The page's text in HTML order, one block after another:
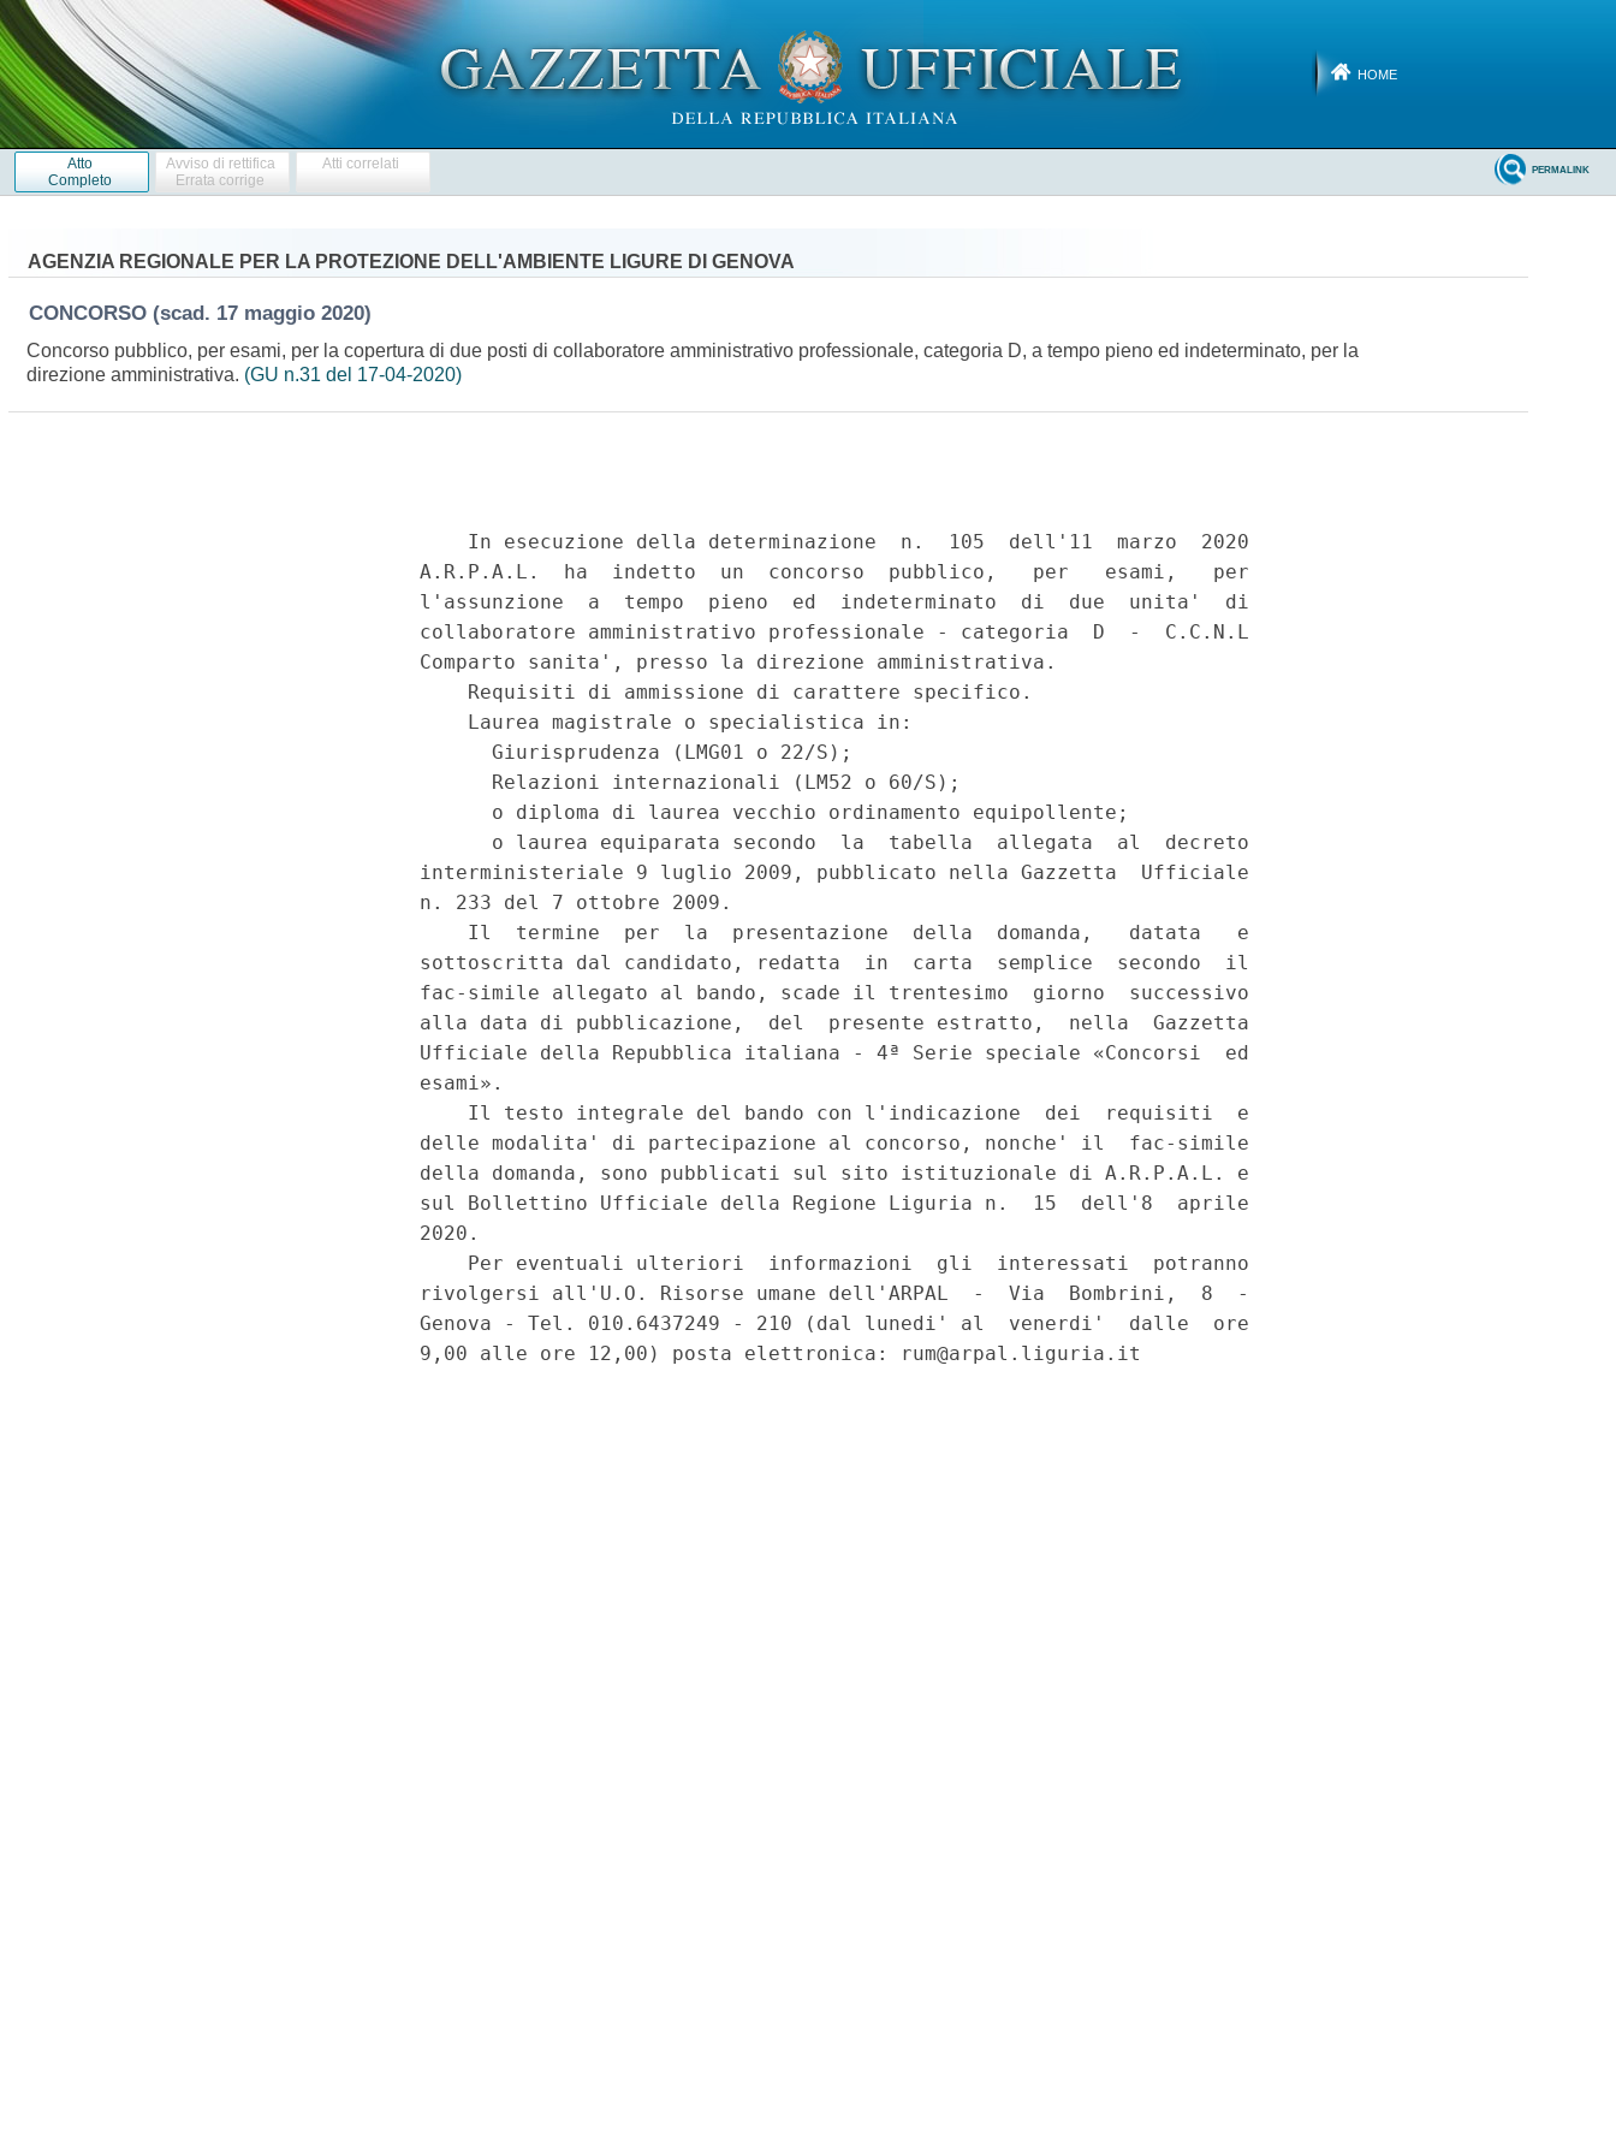
HOME
Atto
Completo
Avviso di rettifica
Errata corrige
Atti correlati PERMALINK
AGENZIA REGIONALE PER LA PROTEZIONE DELL'AMBIENTE LIGURE DI GENOVA
CONCORSO (scad. 17 maggio 2020)
Concorso pubblico, per esami, per la copertura di due posti di collaboratore amministrativo professionale, categoria D, a tempo pieno ed indeterminato, per la
direzione amministrativa. (GU n.31 del 17-04-2020)